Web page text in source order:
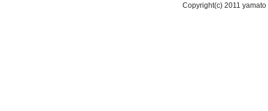
Copyright(c) 2011